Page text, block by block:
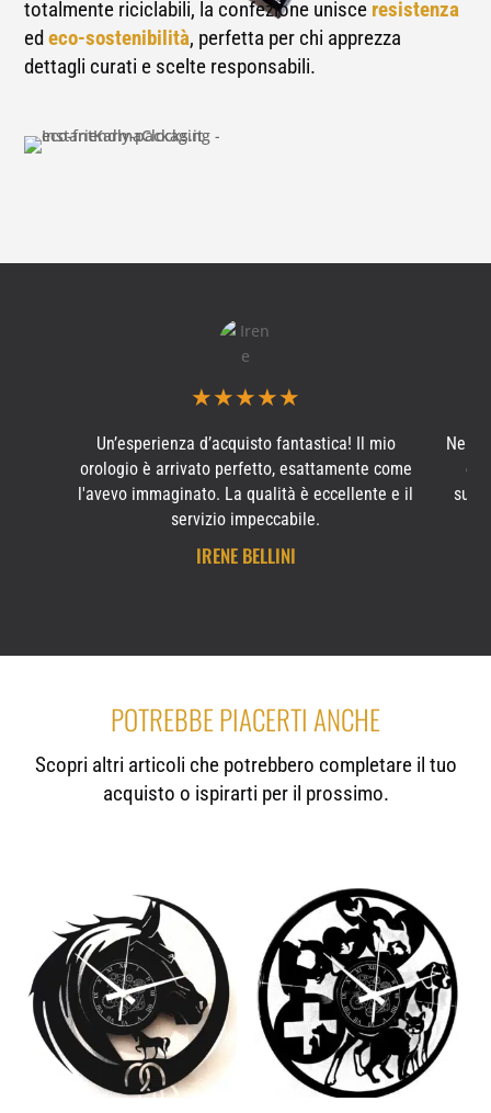
totalmente riciclabili, la confezione unisce resistenza
edeco-sostenibilità, perfetta per chi apprezza
dettagli curati e scelte responsabili.
★★★★★
Un’esperienza d’acquisto fantastica! Il mio
orologio è arrivato perfetto, esattamente come
l'avevo immaginato. La qualità è eccellente e il
servizio impeccabile.
IRENE BELLINI
Ne
e
POTREBBE PIACERTI ANCHE
Scopri altri articoli che potrebbero completare il tuo
acquisto o ispirarti per il prossimo.